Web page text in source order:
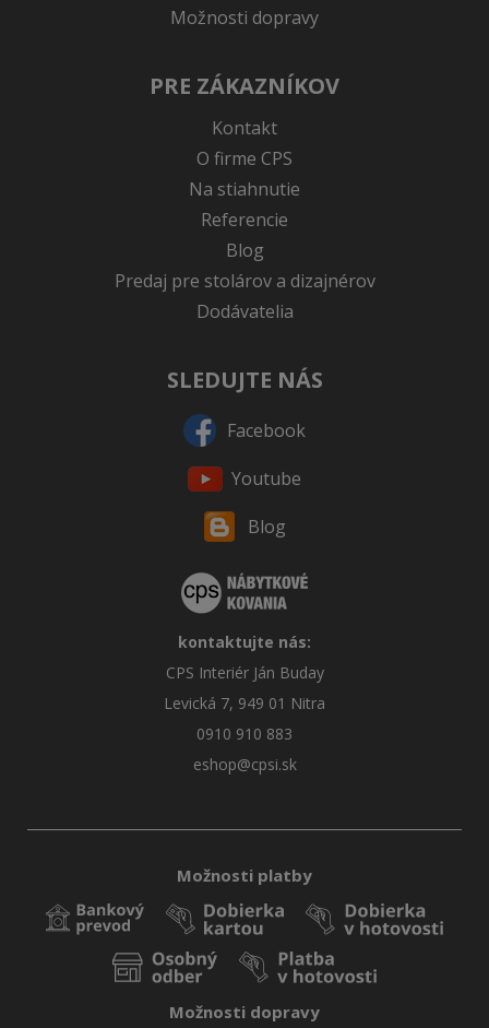
Možnosti dopravy
PRE ZÁKAZNÍKOV
Kontakt
O firme CPS
Na stiahnutie
Referencie
Blog
Predaj pre stolárov a dizajnérov
Dodávatelia
SLEDUJTE NÁS
Facebook
Youtube
Blog
kontaktujte nás:
CPS Interiér Ján Buday
Levická 7, 949 01 Nitra
0910 910 883
eshop@cpsi.sk
Možnosti platby
Možnosti dopravy